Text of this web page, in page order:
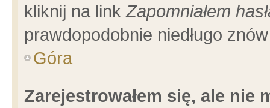
kliknij na linkZapomniałem
prawdopodobnie niedługo
Góra
Zarejestrowałem się, ale nie